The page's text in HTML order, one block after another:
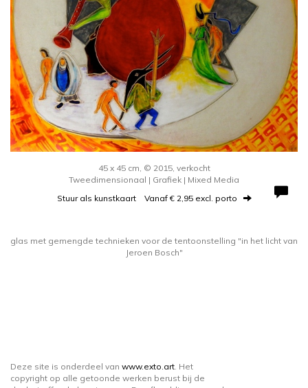
45 x 45 cm, © 2015, verkocht
Tweedimensionaal | Grafiek | Mixed Media
Stuur als kunstkaart Vanaf € 2,95 excl. porto
glas met gemengde technieken voor de tentoonstelling "in het licht van
Jeroen Bosch"
Deze site is onderdeel van www.exto.art. Het
copyright op alle getoonde werken berust bij de